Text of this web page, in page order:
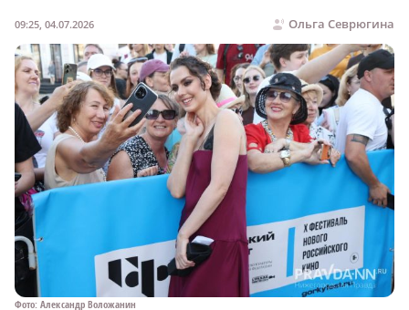
Ольга Севрюгина
09:25, 04.07.2026
Фото: Александр Воложанин